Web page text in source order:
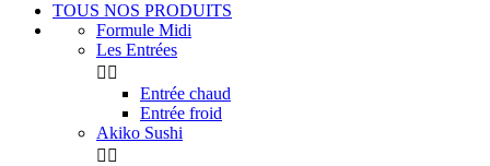
TOUS NOS PRODUITS
Formule Midi
Les Entrées
 
Entrée chaud
Entrée froid
Akiko Sushi
 